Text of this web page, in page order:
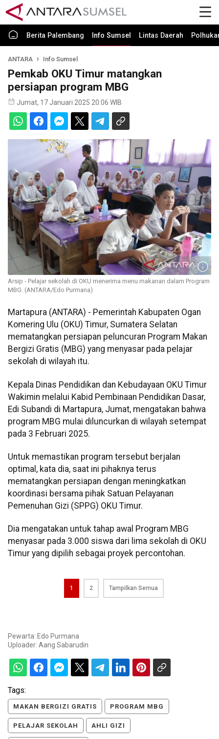
Berita Palembang Info Sumsel Lintas Daerah
ANTARA Info Sumsel
Pemkab OKU Timur matangkan
persiapan program MBG
Jumat, 17 Januari 2025 20:06 WIB
Arsip - Pelajar sekolah di OKU menerima menu makanan dalam Program
MBG. (ANTARA/Edo Purmana)
Martapura (ANTARA) - Pemerintah Kabupaten Ogan
Komering Ulu (OKU) Timur, Sumatera Selatan
mematangkan persiapan peluncuran Program Makan
Bergizi Gratis (MBG) yang menyasar pada pelajar
sekolah di wilayah itu.
Kepala Dinas Pendidikan dan Kebudayaan OKU Timur
Wakimin melalui Kabid Pembinaan Pendidikan Dasar,
Edi Subandi di Martapura, Jumat, mengatakan bahwa
program MBG mulai diluncurkan di wilayah setempat
pada 3 Februari 2025.
Untuk memastikan program tersebut berjalan
optimal, kata dia, saat ini pihaknya terus
mematangkan persiapan dengan meningkatkan
koordinasi bersama pihak Satuan Pelayanan
Pemenuhan Gizi (SPPG) OKU Timur.
Dia mengatakan untuk tahap awal Program MBG
menyasar pada 3.000 siswa dari lima sekolah di OKU
Timur yang dipilih sebagai proyek percontohan.
1 2 Tampilkan Semua
Pewarta: Edo Purmana
Uploader: Aang Sabarudin
Tags:
MAKAN BERGIZI GRATIS PROGRAM MBG
PELAJAR SEKOLAH AHLI GIZI